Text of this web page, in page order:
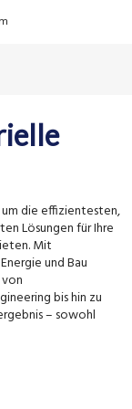
die effizientesten,
Lösungen für Ihre
Mit
und Bau
bis hin zu
– sowohl